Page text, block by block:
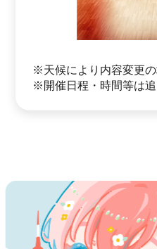
※天候により内容変更の
※開催日程・時間等は追